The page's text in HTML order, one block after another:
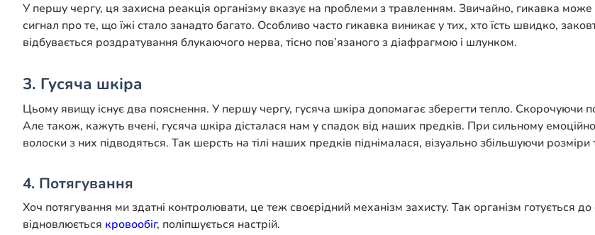
У першу чергу, ця захисна реакція організму вказує на проблеми з травленням. Звичайно, гикавка може
сигнал про те, що їжі стало занадто багато. Особливо часто гикавка виникає у тих, хто їсть швидко,
відбувається роздратування блукаючого нерва, тісно пов’язаного з діафрагмою і шлунком.
3. Гусяча шкіра
Цьому явищу існує два пояснення. У першу чергу, гусяча шкіра допомагає зберегти тепло. Скорочуючи
Але також, кажуть вчені, гусяча шкіра дісталася нам у спадок від наших предків. При сильному
волоски з них підводяться. Так шерсть на тілі наших предків піднімалася, візуально збільшуючи
4. Потягування
Хоч потягування ми здатні контролювати, це теж своєрідний механізм захисту. Так організм готується
відновлюється кровообіг, поліпшується настрій.